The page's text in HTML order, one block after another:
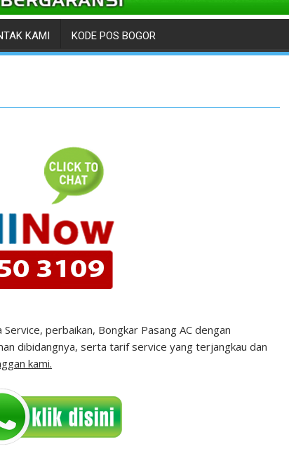
KAMI KODE POS BOGOR
perbaikan, Bongkar Pasang AC dengan
dibidangnya, serta tarif service yang terjangkau dan
kami.